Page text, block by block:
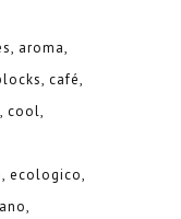
aroma
café
cool
ecologico